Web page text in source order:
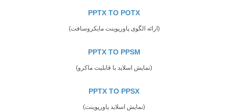
PPTX TO POTX
(ارائه الگوی پاورپوینت مایکروسافت)
PPTX TO PPSM
(نمایش اسلاید با قابلیت ماکرو)
PPTX TO PPSX
(نمایش اسلاید پاورپوینت)